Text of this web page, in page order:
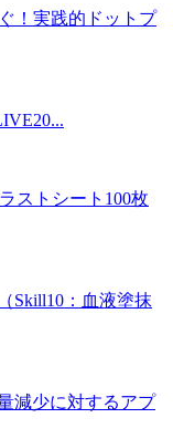
！実践的ドットプ
ストシート100枚
Skill10：血液塗抹
減少に対するアプ